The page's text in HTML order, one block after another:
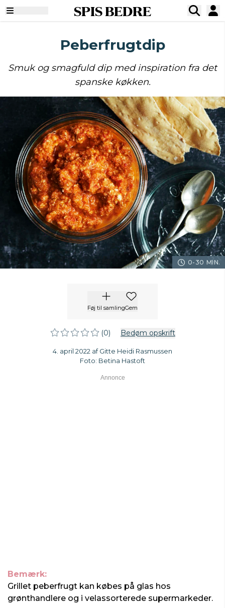
SPIS BEDRE
Peberfrugtdip
Smuk og smagfuld dip med inspiration fra det
spanske køkken.
0-30 MIN.
Føj til samlingGem
(0) Bedøm opskrift
4. april 2022 af Gitte Heidi Rasmussen
Foto: Betina Hastoft
Bemærk:
Grillet peberfrugt kan købes på glas hos
grønthandlere og i velassorterede supermarkeder.